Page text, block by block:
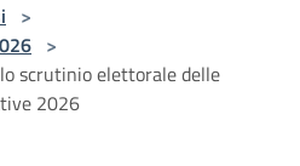
>
>
scrutinio elettorale delle
2026